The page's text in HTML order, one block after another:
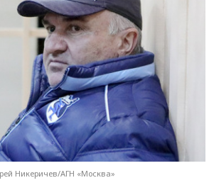
Никеричев/АГН «Москва»